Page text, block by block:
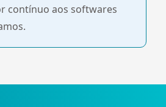
contínuo aos softwares